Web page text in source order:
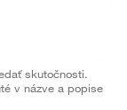
skutočnosti.
v názve a popise